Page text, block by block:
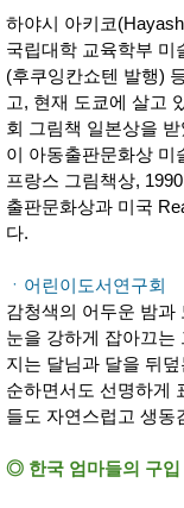
외출용
품
건강/미
용/식기
용품
성장발
달교육
용품
패
션
어른내
의
유/아동
내의
갑/케이
스
패션/잡
화
생
활
세탁세
제
일상 돋
보기
품
생활/욕
하야시 아키코
국립대학 교육학부 미
(후쿠잉칸쇼텐 발행)
고, 현재 도쿄에 살고
회 그림책 일본상을
이 아동출판문화상 미
프랑스 그림책상,
출판문화상과 미국
다.
ㆍ어린이도서연구회
감청색의 어두운 밤과
눈을 강하게 잡아끄는
지는 달님과 달을 뒤
순하면서도 선명하게
들도 자연스럽고 생동
◎ 한국 엄마들의 구입